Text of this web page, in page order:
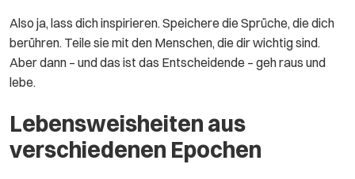
Also ja, lass dich inspirieren. Speichere die Sprüche, die dich
berühren. Teile sie mit den Menschen, die dir wichtig sind.
Aber dann – und das ist das Entscheidende – geh raus und
lebe.
Lebensweisheiten aus
verschiedenen Epochen